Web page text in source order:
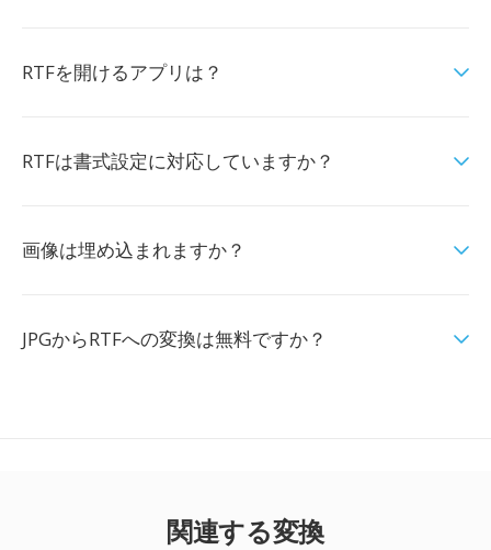
RTFを開けるアプリは？
RTFは書式設定に対応していますか？
画像は埋め込まれますか？
JPGからRTFへの変換は無料ですか？
関連する変換